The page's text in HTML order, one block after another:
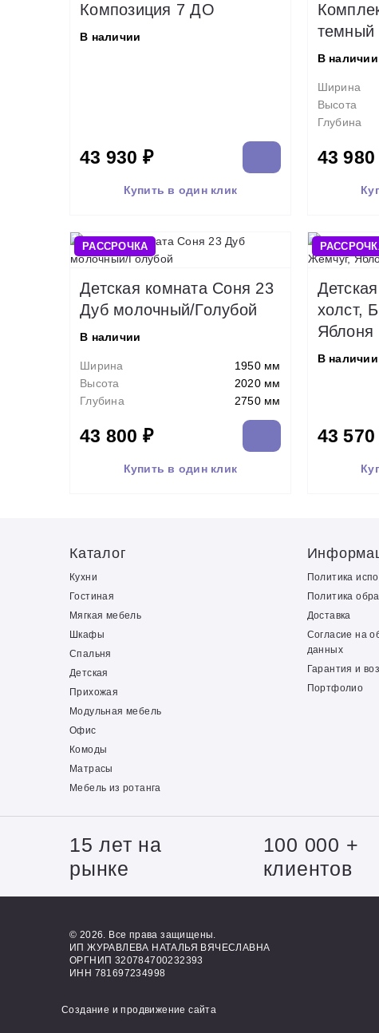
Композиция 7 ДО
В наличии
43 930 ₽
Купить в один клик
темный
В наличии
Ширина
Высота
Глубина
43 980
РАССРОЧКА
Детская комната Соня 23
Дуб молочный/Голубой
В наличии
Ширина
1950 мм
Высота
2020 мм
Глубина
2750 мм
43 800 ₽
Купить в один клик
холст,
Яблоня
В наличии
43 570
Каталог
Кухни
Гостиная
Мягкая мебель
Шкафы
Спальня
Детская
Прихожая
Модульная мебель
Офис
Комоды
Матрасы
Мебель из ротанга
Политика
Политика
Доставка
Согласие на
данных
Гарантия и
Портфолио
15 лет на
рынке
100 000 +
клиентов
© 2026. Все права защищены.
ИП ЖУРАВЛЕВА НАТАЛЬЯ ВЯЧЕСЛАВНА
ОРГНИП 320784700232393
ИНН 781697234998
Создание и продвижение сайта